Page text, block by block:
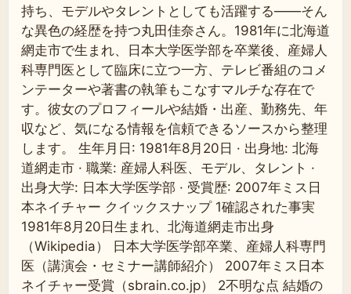
持ち、モデルやタレントとしても活躍する――そん
な異色の経歴を持つ丸田佳奈さん。1981年に北海道
網走市で生まれ、日本大学医学部を卒業後、産婦人
科専門医として臨床に立つ一方、テレビ番組のコメ
ンテーターや著書の執筆もこなすマルチな存在で
す。彼女のプロフィールや結婚・出産、勤務先、年
収など、気になる情報を信頼できるソースから整理
します。 生年月日: 1981年8月20日 · 出身地: 北海
道網走市 · 職業: 産婦人科医、モデル、タレント ·
出身大学: 日本大学医学部 · 受賞歴: 2007年ミス日
本ネイチャー クイックスナップ 1確認された事実
1981年8月20日生まれ、北海道網走市出身
（Wikipedia） 日本大学医学部卒業、産婦人科専門
医（講演会・セミナー講師紹介） 2007年ミス日本
ネイチャー受賞（sbrain.co.jp） 2不明な点 結婚の